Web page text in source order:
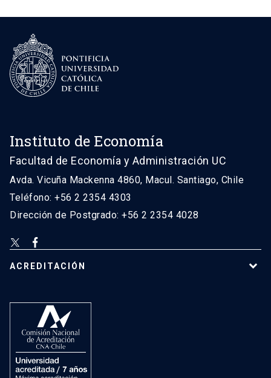
Instituto de Economía
Facultad de Economía y Administración UC
Avda. Vicuña Mackenna 4860, Macul. Santiago, Chile
Teléfono: +56 2 2354 4303
Dirección de Postgrado: +56 2 2354 4028
ACREDITACIÓN